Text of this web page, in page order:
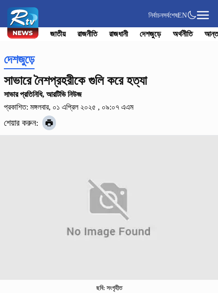
নির্বাচনসর্বশেষEN
জাতীয় রাজনীতি রাজধানী দেশজুড়ে অর্থনীতি
দেশজুড়ে
সাভারে নৈশপ্রহরীকে গুলি করে হত্যা
সাভার প্রতিনিধি, আরটিভি নিউজ
প্রকাশিত: মঙ্গলবার, ০১ এপ্রিল ২০২৫ , ০৯:০৭ এএম
শেয়ার করুন:
ছবি: সংগৃহীত